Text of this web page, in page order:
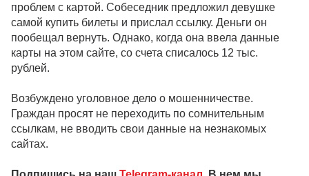
проблем с картой. Собеседник предложил девушке
самой купить билеты и прислал ссылку. Деньги он
пообещал вернуть. Однако, когда она ввела данные
карты на этом сайте, со счета списалось 12 тыс.
рублей.
Возбуждено уголовное дело о мошенничестве.
Граждан просят не переходить по сомнительным
ссылкам, не вводить свои данные на незнакомых
сайтах.